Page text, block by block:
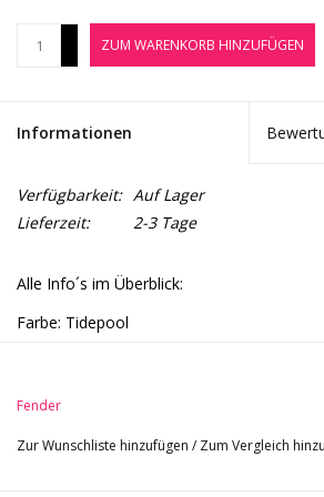
Jobbörse
Marken
ZUM WARENKORB HINZUFÜGEN
Informationen
Verfügbarkeit: Auf Lager
Lieferzeit:
2-3 Tage
Alle Info´s im Überblick:
Farbe: Tidepool
Saitenanzahl: 6-saitig
Fender
Zur Wunschliste hinzufügen / Zum Vergleich